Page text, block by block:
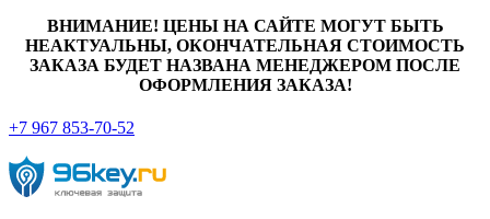
ВНИМАНИЕ! ЦЕНЫ НА САЙТЕ МОГУТ БЫТЬ
НЕАКТУАЛЬНЫ, ОКОНЧАТЕЛЬНАЯ СТОИМОСТЬ
ЗАКАЗА БУДЕТ НАЗВАНА МЕНЕДЖЕРОМ ПОСЛЕ
ОФОРМЛЕНИЯ ЗАКАЗА!
+7 967 853-70-52